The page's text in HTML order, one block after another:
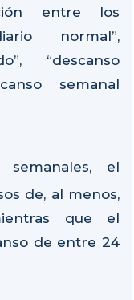
entre los
normal”,
“descanso
semanal
el
de, al menos,
que el
de entre 24